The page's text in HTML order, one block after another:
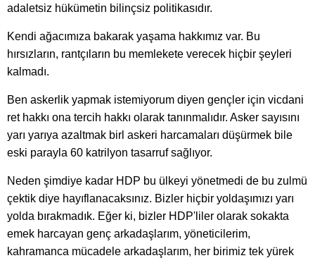
adaletsiz hükümetin bilinçsiz politikasıdır.
Kendi ağacımıza bakarak yaşama hakkımız var. Bu
hırsızların, rantçıların bu memlekete verecek hiçbir şeyleri
kalmadı.
Ben askerlik yapmak istemiyorum diyen gençler için vicdani
ret hakkı ona tercih hakkı olarak tanınmalıdır. Asker sayısını
yarı yarıya azaltmak birl askeri harcamaları düşürmek bile
eski parayla 60 katrilyon tasarruf sağlıyor.
Neden şimdiye kadar HDP bu ülkeyi yönetmedi de bu zulmü
çektik diye hayıflanacaksınız. Bizler hiçbir yoldaşımızı yarı
yolda bırakmadık. Eğer ki, bizler HDP'liler olarak sokakta
emek harcayan genç arkadaşlarım, yöneticilerim,
kahramanca mücadele arkadaşlarım, her birimiz tek yürek